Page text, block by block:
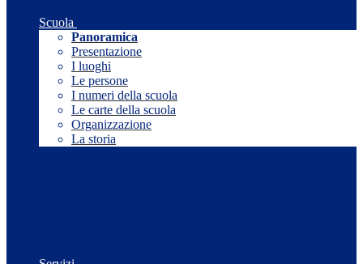
Scuola
Panoramica
Presentazione
I luoghi
Le persone
I numeri della scuola
Le carte della scuola
Organizzazione
La storia